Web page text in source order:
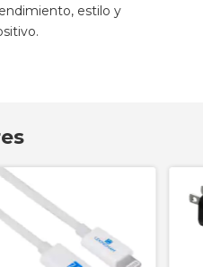
estilo y